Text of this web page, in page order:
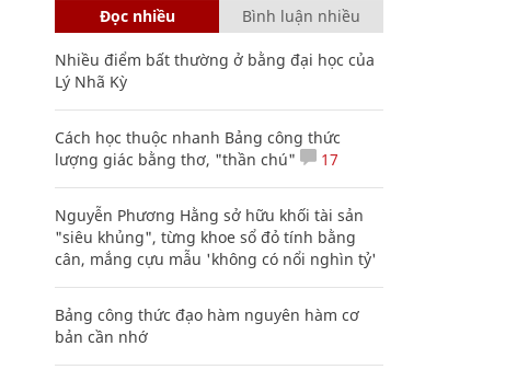
Đọc nhiều Bình luận nhiều
Nhiều điểm bất thường ở bằng đại học của
Lý Nhã Kỳ
Cách học thuộc nhanh Bảng công thức
lượng giác bằng thơ, "thần chú"
17
Nguyễn Phương Hằng sở hữu khối tài sản
"siêu khủng", từng khoe sổ đỏ tính bằng
cân, mắng cựu mẫu 'không có nổi nghìn tỷ'
Bảng công thức đạo hàm nguyên hàm cơ
bản cần nhớ